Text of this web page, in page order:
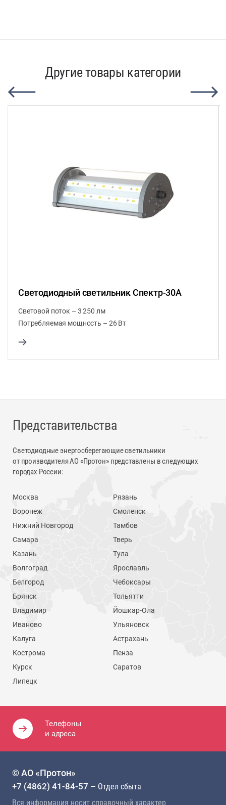
Другие товары категории
Светодиодный светильник Спектр-30А
Световой поток – 3 250 лм
Потребляемая мощность – 26 Вт
Телефоны
и адреса
Представительства
Светодиодные энергосберегающие светильники
от производителя АО «Протон» представлены в следующих
городах России:
Москва
Воронеж
Нижний Новгород
Самара
Казань
Волгоград
Белгород
Брянск
Владимир
Иваново
Калуга
Кострома
Курск
Липецк
Рязань
Смоленск
Тамбов
Тверь
Тула
Ярославль
Чебоксары
Тольятти
Йошкар-Ола
Ульяновск
Астрахань
Пенза
Саратов
© АО «Протон»
+7 (4862) 41-84-57 — Отдел сбыта
Вся информация носит справочный характер